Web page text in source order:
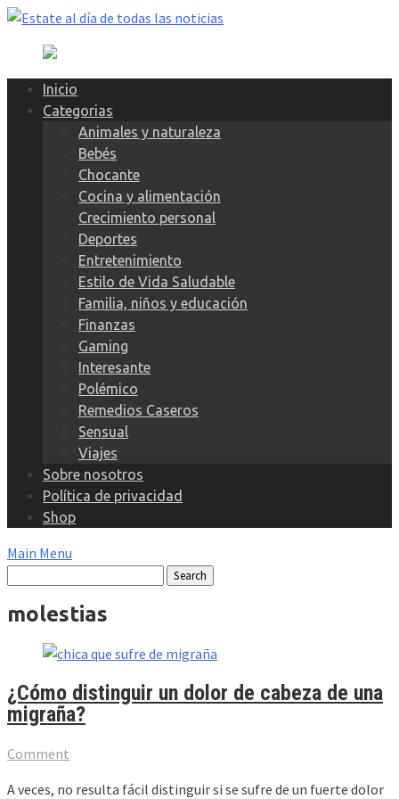
Skip
content
Inicio
Categorias
Animales y naturaleza
Bebés
Chocante
Cocina y alimentación
Crecimiento personal
Deportes
Entretenimiento
Estilo de Vida Saludable
Familia, niños y educación
Finanzas
Gaming
Interesante
Polémico
Remedios Caseros
Sensual
Viajes
Sobre nosotros
Política de privacidad
Shop
Main Menu
molestias
¿Cómo distinguir un dolor de cabeza de una
migraña?
Comment
A veces, no resulta fácil distinguir si se sufre de un fuerte dolor